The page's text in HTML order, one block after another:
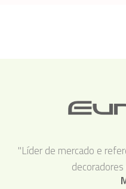
"Líder de mercado e